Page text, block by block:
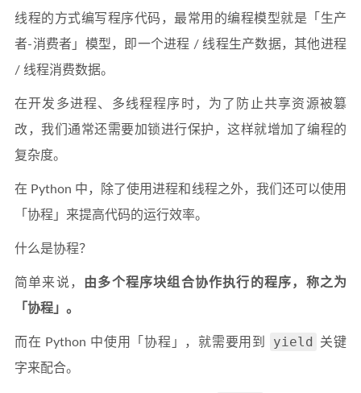
线程的方式编写程序代码，最常用的编程模型就是「生产
者-消费者」模型，即一个进程 / 线程生产数据，其他进程
/ 线程消费数据。
在开发多进程、多线程程序时，为了防止共享资源被篡
改，我们通常还需要加锁进行保护，这样就增加了编程的
复杂度。
在 Python 中，除了使用进程和线程之外，我们还可以使用
「协程」来提高代码的运行效率。
什么是协程？
简单来说，
由多个程序块组合协作执行的程序，称之为
「协程」。
而在 Python 中使用「协程」，就需要用到 yield
关键
字来配合。